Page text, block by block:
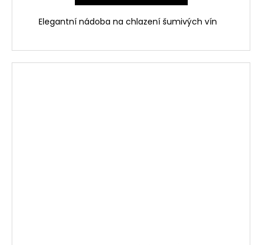
Elegantní nádoba na chlazení šumivých vín